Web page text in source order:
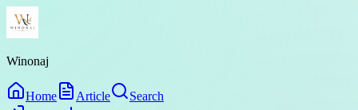
Winonaj
Home Article
Search